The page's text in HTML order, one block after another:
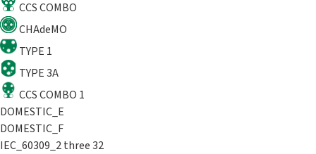
CCS COMBO
CHAdeMO
TYPE 1
TYPE 3A
CCS COMBO 1
DOMESTIC_E
DOMESTIC_F
IEC_60309_2 three 32